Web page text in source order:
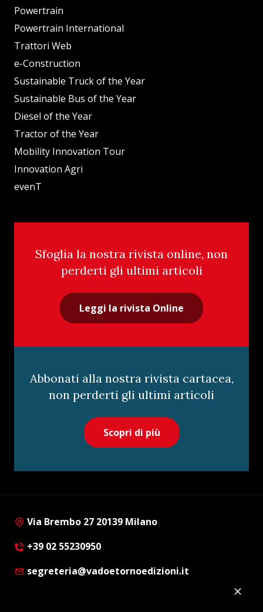
Powertrain
Powertrain International
Trattori Web
e-Construction
Sustainable Truck of the Year
Sustainable Bus of the Year
Diesel of the Year
Tractor of the Year
Mobility Innovation Tour
Innovation Agri
evenT
Sfoglia la nostra rivista online, non
perderti gli ultimi articoli
Leggi la rivista Online
Abbonati alla nostra rivista cartacea,
non perderti gli ultimi articoli
Scopri di più
Via Brembo 27 20139 Milano
+39 02 55230950
segreteria@vadoetornoedizioni.it